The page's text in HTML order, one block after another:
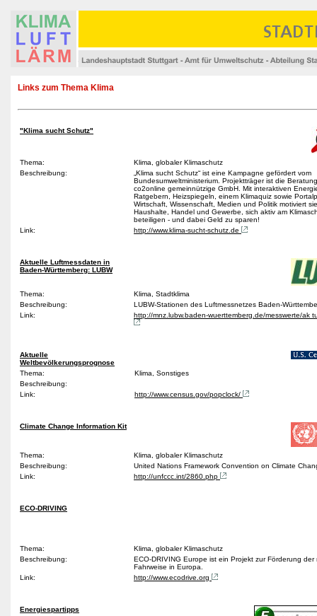
Links zum Thema Klima
"Klima sucht Schutz"
Thema:
Klima, globaler Klimaschutz
Beschreibung:
„Klima sucht Schutz“ ist eine Kampagne gefördert vom
Bundesumweltministerium. Projektträger ist die
co2online gemeinnützige GmbH. Mit interaktiven
Ratgebern, Heizspiegeln, einem Klimaquiz sowie
Wirtschaft, Wissenschaft, Medien und Politik motiviert
Haushalte, Handel und Gewerbe, sich aktiv am
beteiligen - und dabei Geld zu sparen!
Link:
http://www.klima-sucht-schutz.de
Aktuelle Luftmessdaten in
Baden-Württemberg: LUBW
Thema:
Klima, Stadtklima
Beschreibung:
LUBW-Stationen des Luftmessnetzes Baden-
Link:
http://mnz.lubw.baden-wuerttemberg.de/messwerte/ak
Aktuelle
Weltbevölkerungsprognose
Thema:
Klima, Sonstiges
Beschreibung:
Link:
http://www.census.gov/popclock/
Climate Change Information Kit
Thema:
Klima, globaler Klimaschutz
Beschreibung:
United Nations Framework Convention on Climate
Link:
http://unfccc.int/2860.php
ECO-DRIVING
Thema:
Klima, globaler Klimaschutz
Beschreibung:
ECO-DRIVING Europe ist ein Projekt zur Förderung der
Fahrweise in Europa.
Link:
http://www.ecodrive.org
Energiespartipps